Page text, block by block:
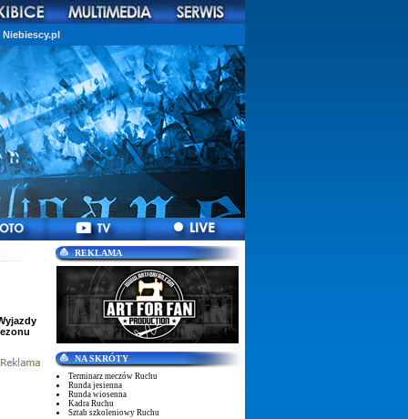
REKLAMA
NA SKRÓTY
Terminarz meczów Ruchu
Runda jesienna
Runda wiosenna
Kadra Ruchu
Sztab szkoleniowy Ruchu